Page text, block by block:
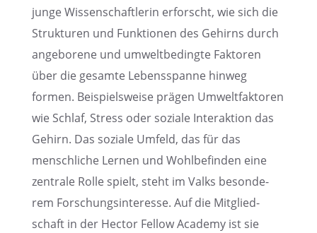
junge Wissen­schaft­le­rin erforscht, wie sich die
Struk­tu­ren und Funktio­nen des Gehirns durch
angebo­rene und umwelt­be­dingte Fakto­ren
über die gesamte Lebens­spanne hinweg
formen. Beispiels­weise prägen Umwelt­fak­to­ren
wie Schlaf, Stress oder soziale Inter­ak­tion das
Gehirn. Das soziale Umfeld, das für das
mensch­li­che Lernen und Wohlbe­fin­den eine
zentrale Rolle spielt, steht im Valks beson­de­
rem Forschungs­in­ter­esse. Auf die Mitglied­
schaft in der Hector Fellow Academy ist sie